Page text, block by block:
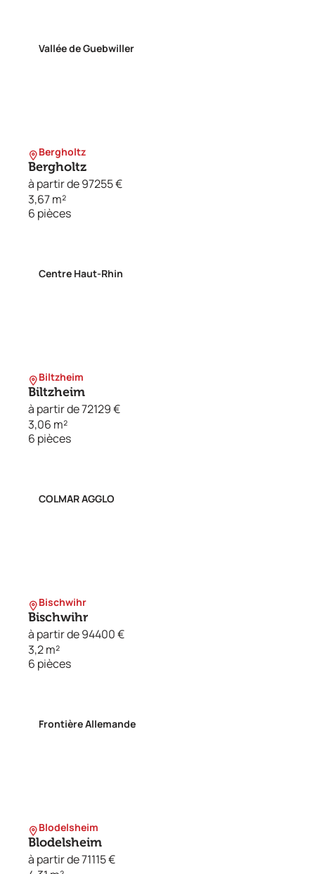
Vallée de Guebwiller
Bergholtz
Bergholtz
à partir de 97255 €
3,67 m²
6 pièces
Centre Haut-Rhin
Biltzheim
Biltzheim
à partir de 72129 €
3,06 m²
6 pièces
COLMAR AGGLO
Bischwihr
Bischwihr
à partir de 94400 €
3,2 m²
6 pièces
Frontière Allemande
Blodelsheim
Blodelsheim
à partir de 71115 €